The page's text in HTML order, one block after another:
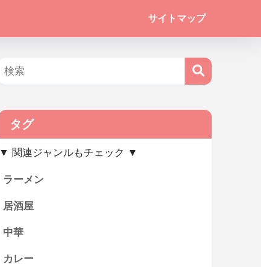
サイトマップ
タグ
▼ 関連ジャンルもチェック ▼
ラーメン
居酒屋
中華
カレー